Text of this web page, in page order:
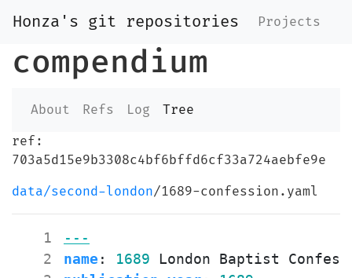
Honza's git repositories Projects
compendium
About Refs Log
Tree
ref:
703a5d15e9b3308c4bf6bffd6cf33a724aebfe9e
data/second-london/1689-confession.yaml
   1
   2
---
name : 1689
London Baptist